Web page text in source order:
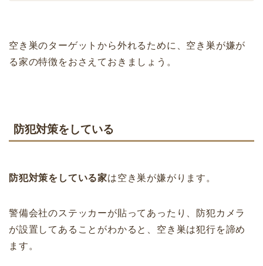
空き巣のターゲットから外れるために、空き巣が嫌が
る家の特徴をおさえておきましょう。
防犯対策をしている
防犯対策をしている家は空き巣が嫌がります。
警備会社のステッカーが貼ってあったり、防犯カメラ
が設置してあることがわかると、空き巣は犯行を諦め
ます。